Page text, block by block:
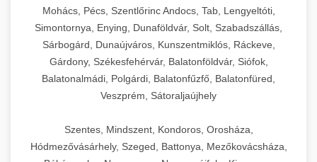
Mohács, Pécs, Szentlőrinc Andocs, Tab, Lengyeltóti,
Simontornya, Enying, Dunaföldvár, Solt, Szabadszállás,
Sárbogárd, Dunaújváros, Kunszentmiklós, Ráckeve,
Gárdony, Székesfehérvár, Balatonföldvár, Siófok,
Balatonalmádi, Polgárdi, Balatonfűzfő, Balatonfüred,
Veszprém, Sátoraljaújhely
Szentes, Mindszent, Kondoros, Orosháza,
Hódmezővásárhely, Szeged, Battonya, Mezőkovácsháza,